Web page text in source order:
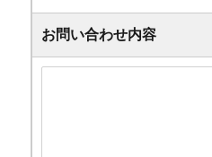
お問い合わせ内容